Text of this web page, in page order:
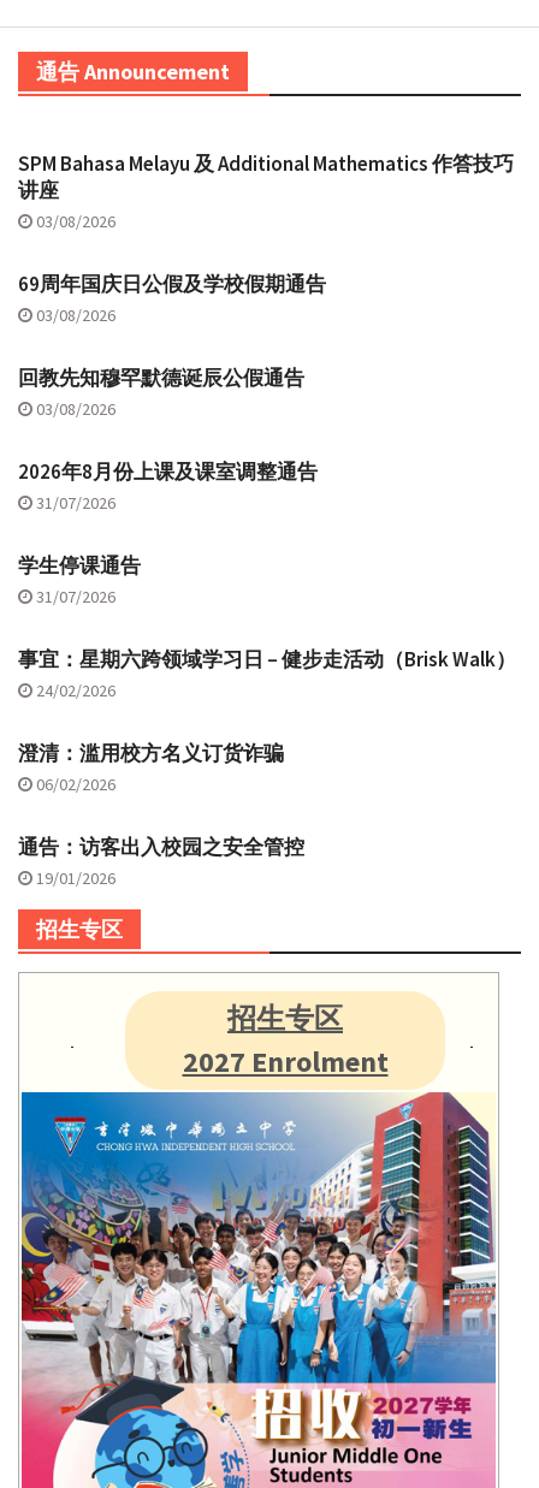
通告 Announcement
SPM Bahasa Melayu 及 Additional Mathematics 作答技巧
讲座
03/08/2026
69周年国庆日公假及学校假期通告
03/08/2026
回教先知穆罕默德诞辰公假通告
03/08/2026
2026年8月份上课及课室调整通告
31/07/2026
学生停课通告
31/07/2026
事宜：星期六跨领域学习日 – 健步走活动（Brisk Walk）
24/02/2026
澄清：滥用校方名义订货诈骗
06/02/2026
通告：访客出入校园之安全管控
19/01/2026
招生专区
招生专区
2027 Enrolment